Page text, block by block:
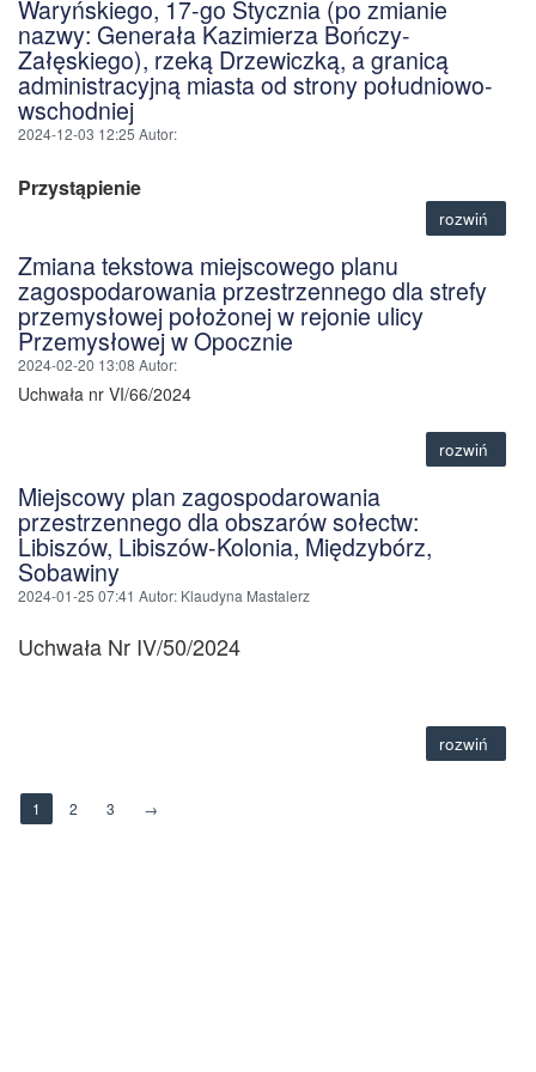
Waryńskiego, 17-go Stycznia (po zmianie
nazwy: Generała Kazimierza Bończy-
Załęskiego), rzeką Drzewiczką, a granicą
administracyjną miasta od strony południowo-
wschodniej
2024-12-03 12:25 Autor:
Przystąpienie
rozwiń
Zmiana tekstowa miejscowego planu
zagospodarowania przestrzennego dla strefy
przemysłowej położonej w rejonie ulicy
Przemysłowej w Opocznie
2024-02-20 13:08 Autor:
Uchwała nr VI/66/2024
rozwiń
Miejscowy plan zagospodarowania
przestrzennego dla obszarów sołectw:
Libiszów, Libiszów-Kolonia, Międzybórz,
Sobawiny
2024-01-25 07:41 Autor: Klaudyna Mastalerz
Uchwała Nr IV/50/2024
rozwiń
1 2 3 →